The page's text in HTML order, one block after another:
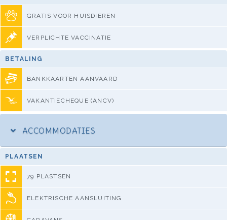
GRATIS VOOR HUISDIEREN
VERPLICHTE VACCINATIE
BETALING
BANKKAARTEN AANVAARD
VAKANTIECHEQUE (ANCV)
ACCOMMODATIES
PLAATSEN
79 PLASTSEN
ELEKTRISCHE AANSLUITING